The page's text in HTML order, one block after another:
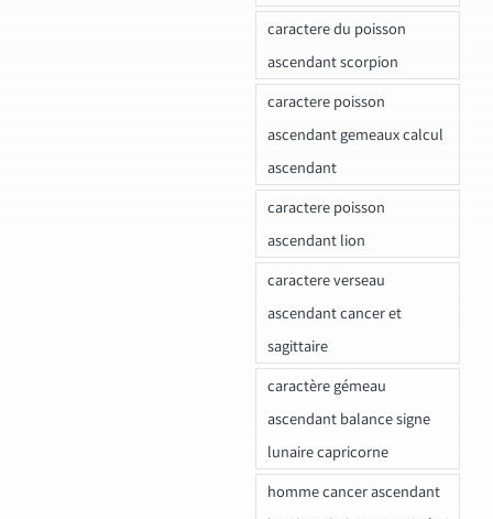
caractere du poisson
ascendant scorpion
caractere poisson
ascendant gemeaux calcul
ascendant
caractere poisson
ascendant lion
caractere verseau
ascendant cancer et
sagittaire
caractère gémeau
ascendant balance signe
lunaire capricorne
homme cancer ascendant